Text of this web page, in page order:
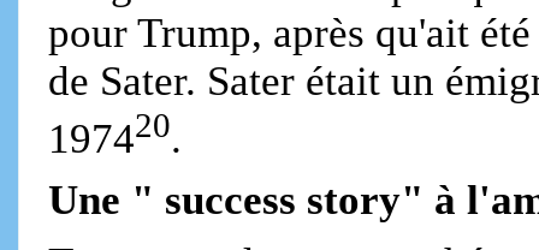
pour Trump, après qu'ait
de Sater. Sater était un
197420.
Une " success story" à